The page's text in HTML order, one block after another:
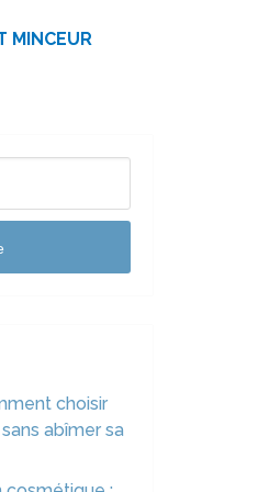
MINCEUR
choisir
abîmer sa